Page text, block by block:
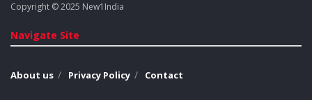
Copyright © 2025 New1India
Navigate Site
About us Privacy Policy Contact